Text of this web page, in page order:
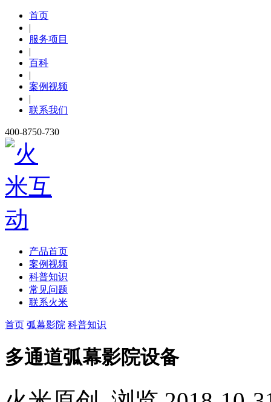
首页
|
服务项目
|
百科
|
案例视频
|
联系我们
400-8750-730
产品首页
案例视频
科普知识
常见问题
联系火米
首页 弧幕影院 科普知识
多通道弧幕影院设备